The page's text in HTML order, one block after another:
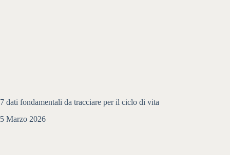
7 dati fondamentali da tracciare per il ciclo di vita
5 Marzo 2026